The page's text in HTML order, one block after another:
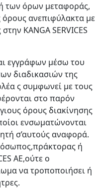
των όρων μεταφοράς,
όρους ανεπιφύλακτα με
KANGA SERVICES
εγγράφων μέσω του
διαδικασιών της
ς συμφωνεί με τους
στο παρόν
όρους διακίνησης
ενσωματώνονται
σ’αυτούς αναφορά.
ή
AE,ούτε ο
να τροποποιήσει ή